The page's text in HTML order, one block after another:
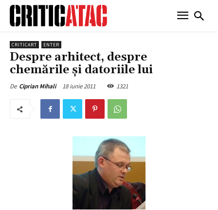
CRITICART ENTER
Despre arhitect, despre
chemările şi datoriile lui
De Ciprian Mihali 18 iunie 2011 1321